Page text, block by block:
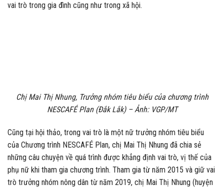
vai trò trong gia đình cũng như trong xã hội.
Chị Mai Thị Nhung, Trưởng nhóm tiêu biểu của chương trình
NESCAFÉ Plan (Đắk Lắk) – Ảnh: VGP/MT
Cũng tại hội thảo, trong vai trò là một nữ trưởng nhóm tiêu biểu
của Chương trình NESCAFÉ Plan, chị Mai Thị Nhung đã chia sẻ
những câu chuyện về quá trình được khẳng định vai trò, vị thế của
phụ nữ khi tham gia chương trình. Tham gia từ năm 2015 và giữ vai
trò trưởng nhóm nông dân từ năm 2019, chị Mai Thị Nhung (huyện